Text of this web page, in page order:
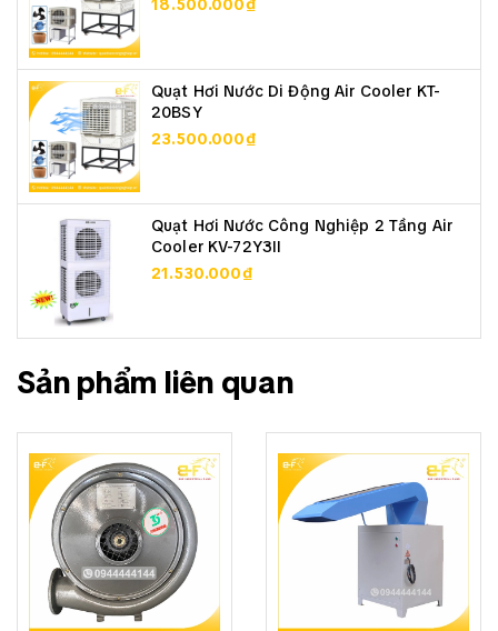
18.500.000₫
Quạt Hơi Nước Di Động Air Cooler KT-
20BSY
23.500.000₫
Quạt Hơi Nước Công Nghiệp 2 Tầng Air
Cooler KV-72Y3II
21.530.000₫
Sản phẩm liên quan